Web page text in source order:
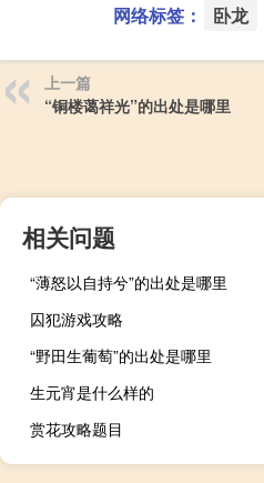
网络标签： 卧龙
上一篇
“铜楼蔼祥光”的出处是哪里
相关问题
“薄怒以自持兮”的出处是哪里
囚犯游戏攻略
“野田生葡萄”的出处是哪里
生元宵是什么样的
赏花攻略题目